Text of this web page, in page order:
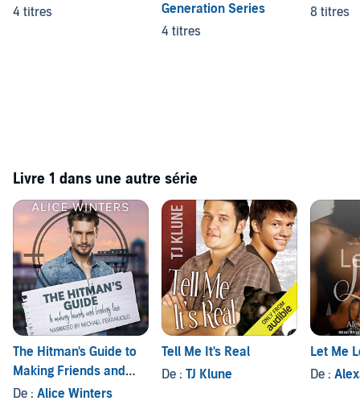
4 titres
Generation Series
4 titres
8 titres
Livre 1 dans une autre série
The Hitman's Guide to
Making Friends and
Finding Love
De : Alice Winters
Tell Me It's Real
De : TJ Klune
Let Me
De :